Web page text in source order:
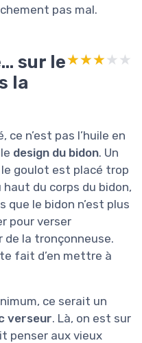
pas mal.
sur le
la
★★★★★
★★★★★
ce n’est pas l’huile en
design du bidon. Un
goulot est placé trop
du corps du bidon,
que le bidon n’est plus
pour verser
de la tronçonneuse.
fait d’en mettre à
ce serait un
verseur. Là, on est sur
penser aux vieux